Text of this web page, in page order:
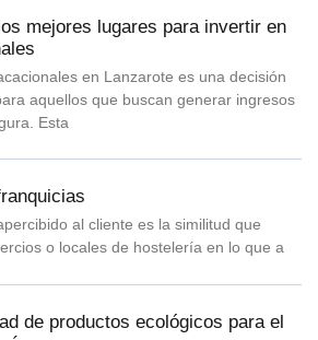
mejores lugares para invertir en
en Lanzarote es una decisión
aquellos que buscan generar ingresos
Esta
al cliente es la similitud que
o locales de hostelería en lo que a
de productos ecológicos para el